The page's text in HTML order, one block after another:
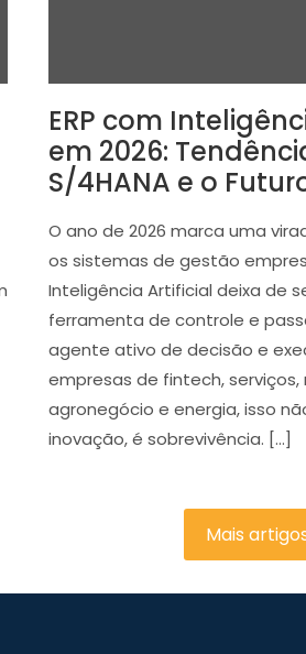
ERP com
em 2026:
S/4HANA e o
O ano de 2026 marca uma
os sistemas de gestão
Inteligência Artificial deixa de
ferramenta de controle e
agente ativo de decisão e
empresas de fintech,
agronegócio e energia, isso
inovação, é sobrevivência. […]
Mais